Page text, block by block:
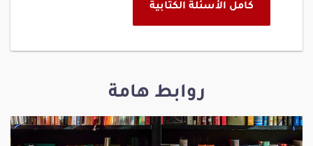
كامل الأسئلة الكتابية
روابط هامة